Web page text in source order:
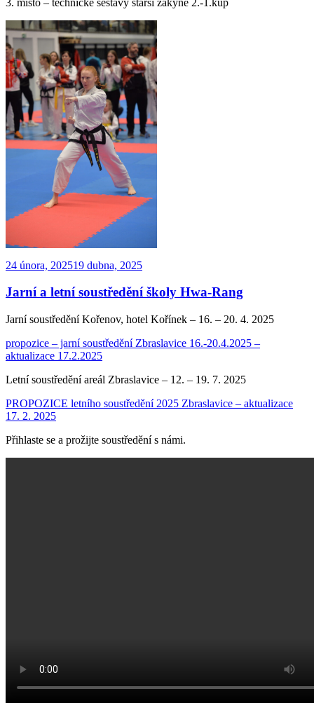
Publikováno
24 února, 202519 dubna, 2025
Jarní a letní soustředění školy Hwa-Rang
Jarní soustředění Kořenov, hotel Kořínek – 16. – 20. 4. 2025
propozice – jarní soustředění Zbraslavice 16.-20.4.2025 –
aktualizace 17.2.2025
Letní soustředění areál Zbraslavice – 12. – 19. 7. 2025
PROPOZICE letního soustředění 2025 Zbraslavice – aktualizace
17. 2. 2025
Přihlaste se a prožijte soustředění s námi.